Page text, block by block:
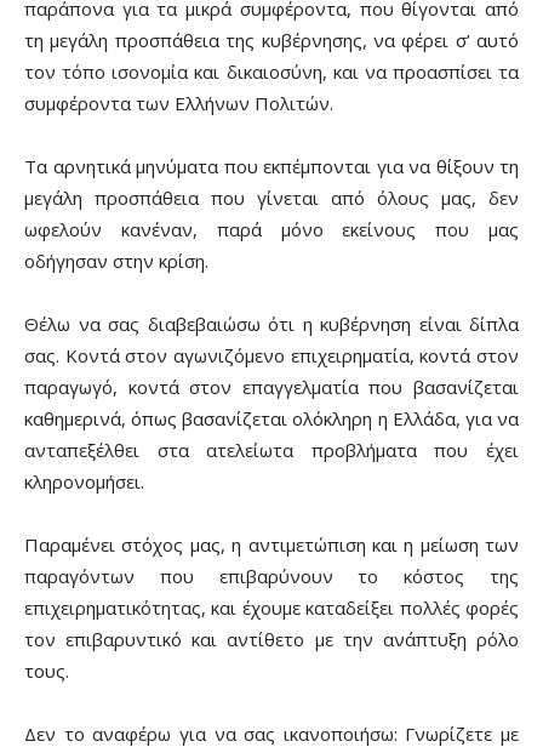
παράπονα για τα μικρά συμφέροντα, που θίγονται από
τη μεγάλη προσπάθεια της κυβέρνησης, να φέρει σ’ αυτό
τον τόπο ισονομία και δικαιοσύνη, και να προασπίσει τα
συμφέροντα των Ελλήνων Πολιτών.
Τα αρνητικά μηνύματα που εκπέμπονται για να θίξουν τη
μεγάλη προσπάθεια που γίνεται από όλους μας, δεν
ωφελούν κανέναν, παρά μόνο εκείνους που μας
οδήγησαν στην κρίση.
Θέλω να σας διαβεβαιώσω ότι η κυβέρνηση είναι δίπλα
σας. Κοντά στον αγωνιζόμενο επιχειρηματία, κοντά στον
παραγωγό, κοντά στον επαγγελματία που βασανίζεται
καθημερινά, όπως βασανίζεται ολόκληρη η Ελλάδα, για να
ανταπεξέλθει στα ατελείωτα προβλήματα που έχει
κληρονομήσει.
Παραμένει στόχος μας, η αντιμετώπιση και η μείωση των
παραγόντων που επιβαρύνουν το κόστος της
επιχειρηματικότητας, και έχουμε καταδείξει πολλές φορές
τον επιβαρυντικό και αντίθετο με την ανάπτυξη ρόλο
τους.
Δεν το αναφέρω για να σας ικανοποιήσω: Γνωρίζετε με